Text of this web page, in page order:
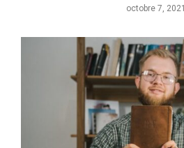
octobre 7, 2021